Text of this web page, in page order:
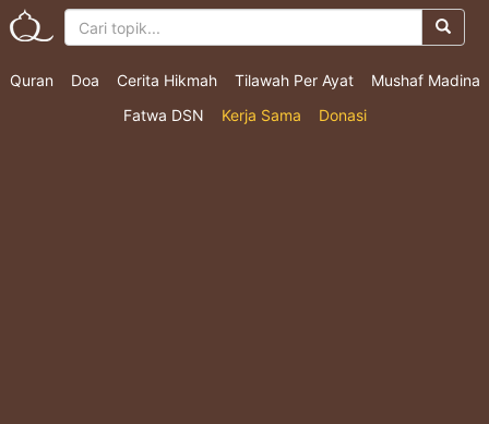
Quran Doa Cerita Hikmah Tilawah Per Ayat
Mushaf Madina
Fatwa DSN
Kerja Sama Donasi